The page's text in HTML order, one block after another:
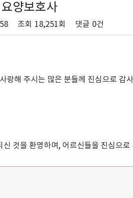
양보호사
조회 18,251회 댓글 0건
랑해 주시는 많은 분들께 진심으로 감
신 것을 환영하며, 어르신들을 진심으